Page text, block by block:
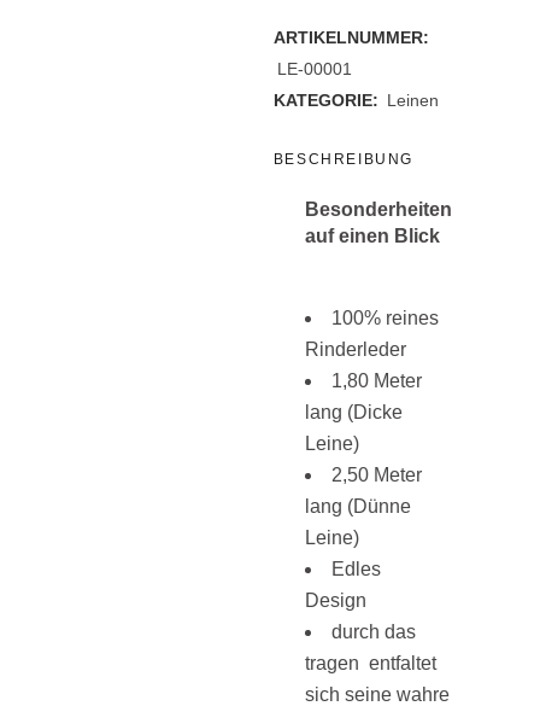
Goldenem
ARTIKELNUMMER:
LE-00001
KATEGORIE: Leinen
BESCHREIBUNG
Besonderheiten
auf einen Blick
100% reines
Rinderleder
1,80 Meter
lang (Dicke
Leine)
2,50 Meter
lang (Dünne
Leine)
Edles
Design
durch das
tragen entfaltet
sich seine wahre